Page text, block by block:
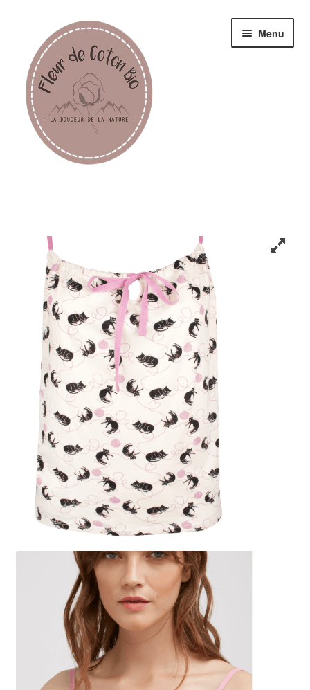
Menu
Enfant
Accessoires
Mon compte
Panier
Contact